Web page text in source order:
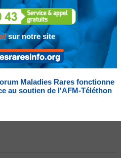
sur notre site
Maladies Rares fonctionne
au soutien de l'AFM-Téléthon